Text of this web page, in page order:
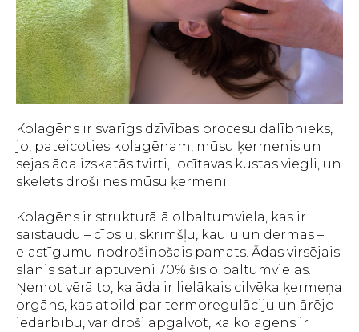
Kolagēns ir svarīgs dzīvības procesu dalībnieks,
jo, pateicoties kolagēnam, mūsu ķermenis un
sejas āda izskatās tvirti, locītavas kustas viegli, un
skelets droši nes mūsu ķermeni.
Kolagēns ir strukturālā olbaltumviela, kas ir
saistaudu – cīpslu, skrimšļu, kaulu un dermas –
elastīgumu nodrošinošais pamats. Ādas virsējais
slānis satur aptuveni 70% šīs olbaltumvielas.
Ņemot vērā to, ka āda ir lielākais cilvēka ķermeņa
orgāns, kas atbild par termoregulāciju un ārējo
iedarbību, var droši apgalvot, ka kolagēns ir